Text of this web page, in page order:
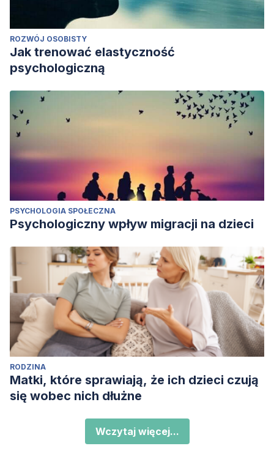
ROZWÓJ OSOBISTY
Jak trenować elastyczność
psychologiczną
PSYCHOLOGIA SPOŁECZNA
Psychologiczny wpływ migracji na dzieci
RODZINA
Matki, które sprawiają, że ich dzieci czują
się wobec nich dłużne
Wczytaj więcej...